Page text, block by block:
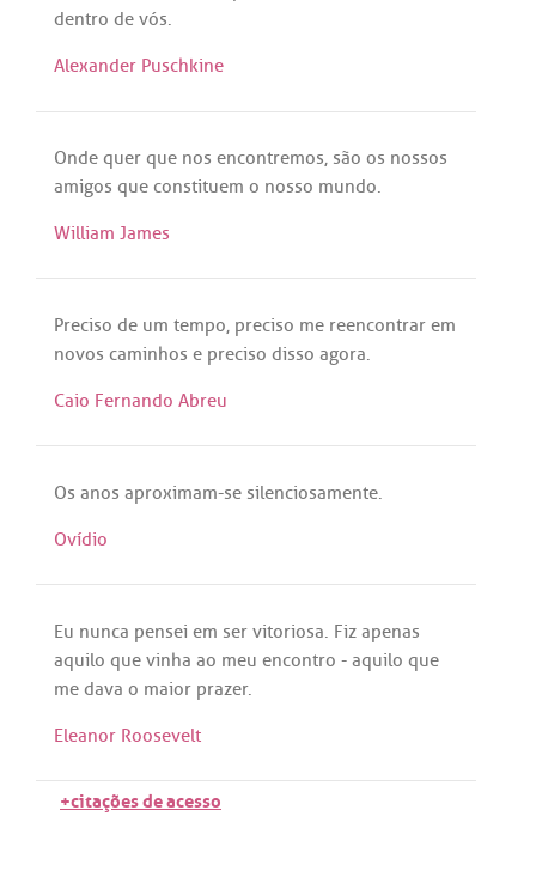
dentro de vós.
Alexander Puschkine
Onde quer que nos encontremos, são os nossos
amigos que constituem o nosso mundo.
William James
Preciso de um tempo, preciso me reencontrar em
novos caminhos e preciso disso agora.
Caio Fernando Abreu
Os anos aproximam-se silenciosamente.
Ovídio
Eu nunca pensei em ser vitoriosa. Fiz apenas
aquilo que vinha ao meu encontro - aquilo que
me dava o maior prazer.
Eleanor Roosevelt
+citações de acesso